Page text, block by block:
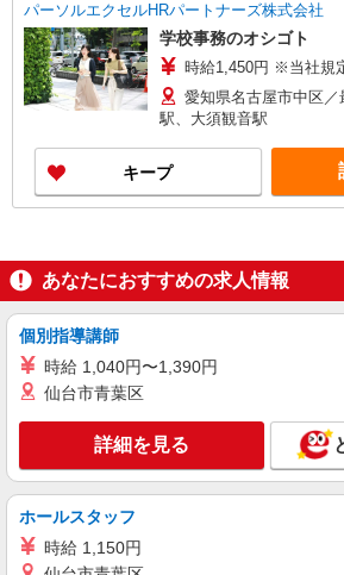
パーソルエクセルHRパートナーズ株式会社
学校事務のオシゴト
時給1,450円 ※当社規
愛知県名古屋市中区／
駅、大須観音駅
キープ
あなたにおすすめの求人情報
個別指導講師
時給 1,040円〜1,390円
仙台市青葉区
詳細を見る
ホールスタッフ
時給 1,150円